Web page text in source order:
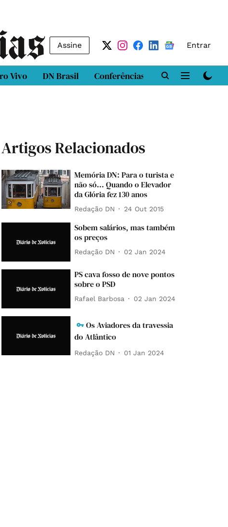
Assine Entrar
Vivo DN Brasil Conferências DN LAB
Artigos Relacionados
Memória DN: Para o turista e
não só... Quando o Elevador
da Glória fez 130 anos
Redação DN 24 Out 2015
Sobem salários, mas também
os preços
Redação DN 02 Jan 2024
PS cava fosso de nove pontos
sobre o PSD
Rafael Barbosa 02 Jan 2024
Os Aviadores da travessia
do Atlântico
Redação DN 01 Jan 2024